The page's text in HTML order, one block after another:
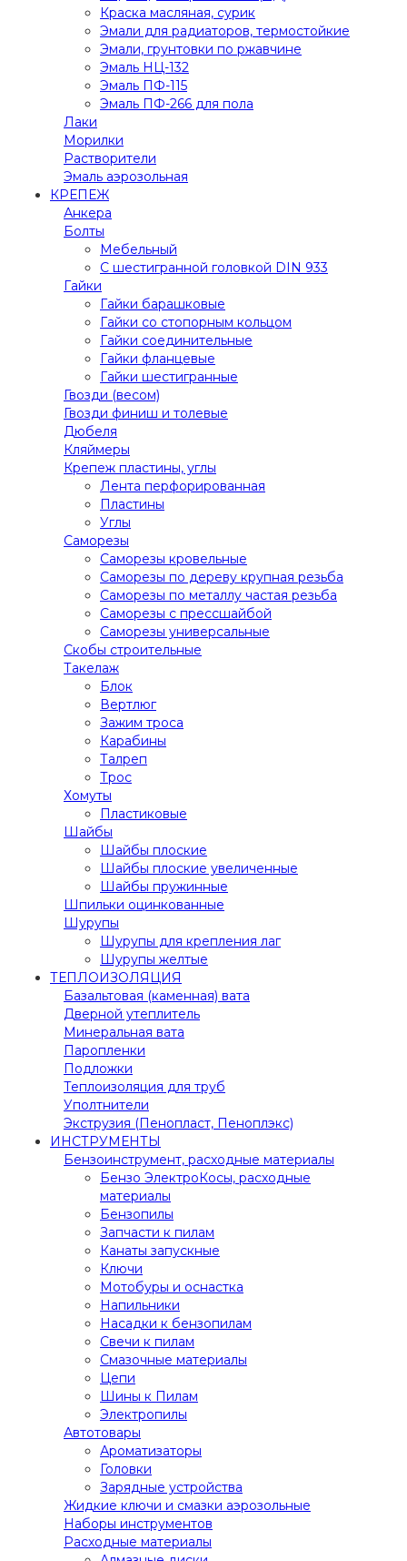
Краска масляная, сурик
Эмали для радиаторов, термостойкие
Эмали, грунтовки по ржавчине
Эмаль НЦ-132
Эмаль ПФ-115
Эмаль ПФ-266 для пола
Лаки
Морилки
Растворители
Эмаль аэрозольная
КРЕПЕЖ
Анкера
Болты
Мебельный
С шестигранной головкой DIN 933
Гайки
Гайки барашковые
Гайки со стопорным кольцом
Гайки соединительные
Гайки фланцевые
Гайки шестигранные
Гвозди (весом)
Гвозди финиш и толевые
Дюбеля
Кляймеры
Крепеж пластины, углы
Лента перфорированная
Пластины
Углы
Саморезы
Саморезы кровельные
Саморезы по дереву крупная резьба
Саморезы по металлу частая резьба
Саморезы с прессшайбой
Саморезы универсальные
Скобы строительные
Такелаж
Блок
Вертлюг
Зажим троса
Карабины
Талреп
Трос
Хомуты
Пластиковые
Шайбы
Шайбы плоские
Шайбы плоские увеличенные
Шайбы пружинные
Шпильки оцинкованные
Шурупы
Шурупы для крепления лаг
Шурупы желтые
ТЕПЛОИЗОЛЯЦИЯ
Базальтовая (каменная) вата
Дверной утеплитель
Минеральная вата
Паропленки
Подложки
Теплоизоляция для труб
Уполтнители
Экструзия (Пенопласт, Пеноплэкс)
ИНСТРУМЕНТЫ
Бензоинструмент, расходные материалы
Бензо ЭлектроКосы, расходные
материалы
Бензопилы
Запчасти к пилам
Канаты запускные
Ключи
Мотобуры и оснастка
Напильники
Насадки к бензопилам
Свечи к пилам
Смазочные материалы
Цепи
Шины к Пилам
Электропилы
Автотовары
Ароматизаторы
Головки
Зарядные устройства
Жидкие ключи и смазки аэрозольные
Наборы инструментов
Расходные материалы